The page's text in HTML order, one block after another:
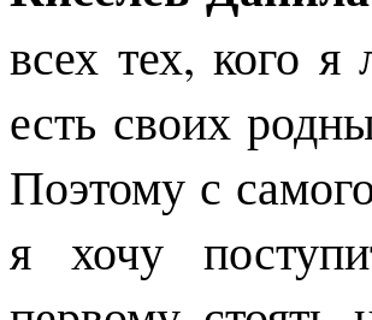
всех тех, кого
есть своих
Поэтому с
я хочу